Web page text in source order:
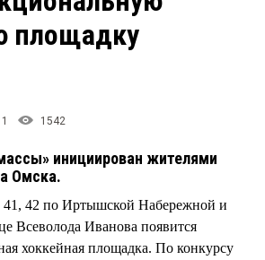
Архив
площадку
1 1542
инициирован жителями
Омска.
41, 42 по Иртышской Набережной и
Всеволода Иванова появится
хоккейная площадка. По конкурсу